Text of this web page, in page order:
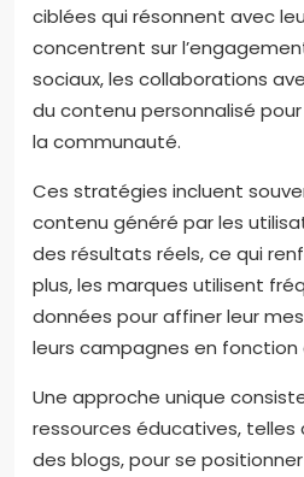
ciblées qui résonnent avec
concentrent sur
sociaux, les collaborations
du contenu personnalisé
la communauté.
Ces stratégies incluent
contenu généré par les
des résultats réels, ce qui
plus, les marques utilisent
données pour affiner leur
leurs campagnes en fonction
Une approche unique
ressources éducatives, telles
des blogs, pour se